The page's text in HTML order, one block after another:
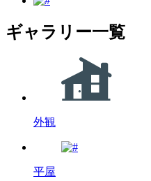
ギャラリー一覧
外観
平屋